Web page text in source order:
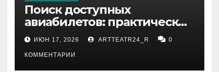
Поиск доступных
авиабилетов: практические
рекомендации
ИЮН 17, 2026 ARTTEATR24_R 0
КОММЕНТАРИИ